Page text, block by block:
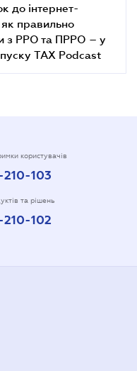
до інтернет-
правильно
з РРО та ПРРО – у
TAX Podcast
користувачів
103
та рішень
102